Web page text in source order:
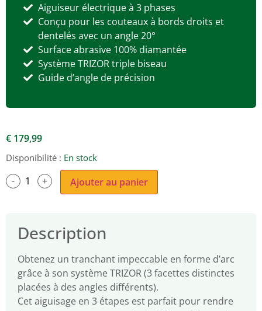
Aiguiseur électrique à 3 phases
Conçu pour les couteaux à bords droits et
dentelés avec un angle 20°
Surface abrasive 100% diamantée
Système TRIZOR triple biseau
Guide d’angle de précision
€ 179,99
Disponibilité : En stock
Ajouter au panier
Description
Obtenez un tranchant impeccable en forme d’arc
grâce à son système TRIZOR (3 facettes distinctes
placées à des angles différents).
Cet aiguisage en 3 étapes est parfait pour rendre